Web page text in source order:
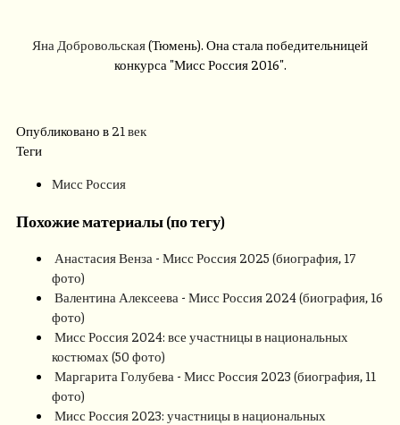
Яна Добровольская(Тюмень). Она стала победительницей
конкурса "Мисс Россия 2016".
Опубликовано в 21 век
Теги
Мисс Россия
Похожие материалы (по тегу)
Анастасия Венза - Мисс Россия 2025 (биография, 17
фото)
Валентина Алексеева - Мисс Россия 2024 (биография, 16
фото)
Мисс Россия 2024: все участницы в национальных
костюмах (50 фото)
Маргарита Голубева - Мисс Россия 2023 (биография, 11
фото)
Мисс Россия 2023: участницы в национальных